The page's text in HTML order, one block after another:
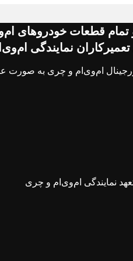
کننده بلبرینگ چرخ جلو آریزو ۵ جدید و آریزو ۶پرو و
نمایندگی
۵ جدید و آریزو ۶پرو و تمامی قطعات اورجینال ام‌وی‌ام
نمایندگی ام‌وی‌ام و چری